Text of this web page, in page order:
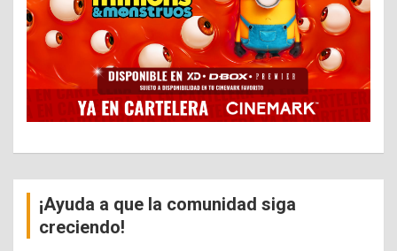
¡Ayuda a que la comunidad siga
creciendo!